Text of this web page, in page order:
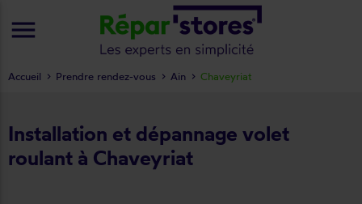
Installation et dépannage volet
roulant à Chaveyriat
Accueil Prendre rendez-vous Ain Chaveyriat
menu